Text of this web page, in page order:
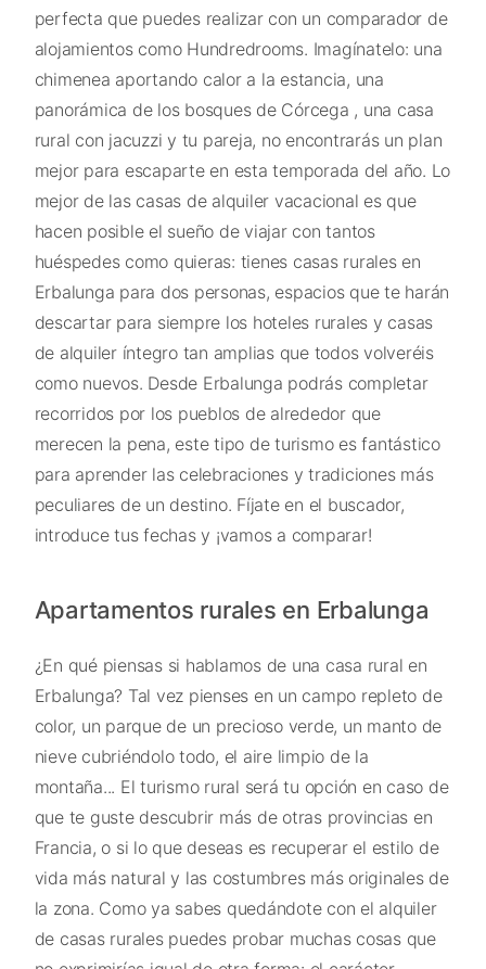
perfecta que puedes realizar con un comparador de
alojamientos como Hundredrooms. Imagínatelo: una
chimenea aportando calor a la estancia, una
panorámica de los bosques de Córcega , una casa
rural con jacuzzi y tu pareja, no encontrarás un plan
mejor para escaparte en esta temporada del año. Lo
mejor de las casas de alquiler vacacional es que
hacen posible el sueño de viajar con tantos
huéspedes como quieras: tienes casas rurales en
Erbalunga para dos personas, espacios que te harán
descartar para siempre los hoteles rurales y casas
de alquiler íntegro tan amplias que todos volveréis
como nuevos. Desde Erbalunga podrás completar
recorridos por los pueblos de alrededor que
merecen la pena, este tipo de turismo es fantástico
para aprender las celebraciones y tradiciones más
peculiares de un destino. Fíjate en el buscador,
introduce tus fechas y ¡vamos a comparar!
Apartamentos rurales en Erbalunga
¿En qué piensas si hablamos de una casa rural en
Erbalunga? Tal vez pienses en un campo repleto de
color, un parque de un precioso verde, un manto de
nieve cubriéndolo todo, el aire limpio de la
montaña... El turismo rural será tu opción en caso de
que te guste descubrir más de otras provincias en
Francia, o si lo que deseas es recuperar el estilo de
vida más natural y las costumbres más originales de
la zona. Como ya sabes quedándote con el alquiler
de casas rurales puedes probar muchas cosas que